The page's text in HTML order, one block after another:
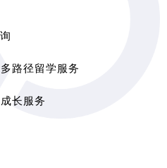
路径留学服务
长服务